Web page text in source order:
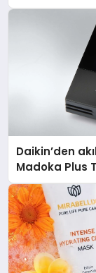
Daikin’den
Madoka Plus